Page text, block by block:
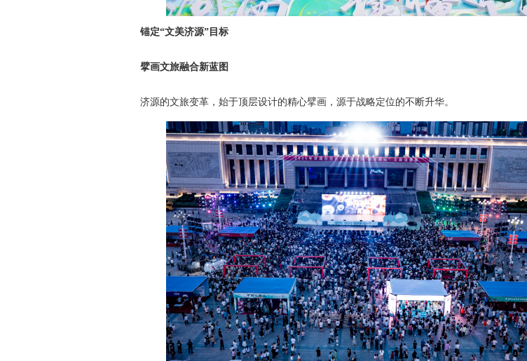
锚定“文美济源”目标
擘画文旅融合新蓝图
济源的文旅变革，始于顶层设计的精心擘画，源于战略定位的不断升华。